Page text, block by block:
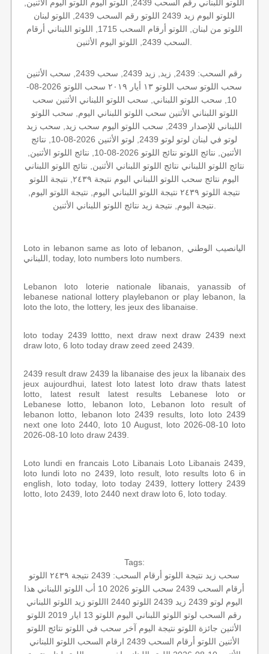
اللوتو اللبناني رقم السحب 2439, اللوتو اليوم اللوتو اليوم الأثنين,
اللوتو اليوم زيد 2439 اللوتو رقم السحب 2439, اللوتو لبنان
اللوتو من لبنان, اللوتو أرقام السحب 1715, اللوتو اللبناني أرقام
رقم السحب: 2439, زيد, زيد 2439, سحب 2439, سحب الأثنين
سحب اللوتو سحب اللوتو ١٣ أيار ٢٠١٩ سحب اللوتو 2026-08-
10, سحب اللوتو اللبناني, سحب اللوتو اللبناني الأثنين سحب
اللوتو اللبناني الأثنين سحب اللوتو اللبناني اليوم, سحب اللوتو
اللبناني للإصدار 2439, سحب اللوتو اليوم سحب زيد, سحب زيد
لوتو في لبنان لوتو لوتو 2439, لوتو الأثنين 2026-08-10, نتائج
الأثنين, نتائج اللوتو نتائج اللوتو 2026-08-10, نتائج اللوتو الأثنين,
نتائج اللوتو اللبناني نتائج اللوتو اللبناني الأثنين, نتائج اللوتو اللبناني
اليوم نتائج سحب اللوتو اللبناني اليوم نتيجة ٢٤٣٩, نتيجة اللوتو
نتيجة اللوتو ٢٤٣٩ نتيجة اللوتو اللبناني اليوم, نتيجة اللوتو اليوم,
Loto in lebanon same as loto of lebanon, اليانصيب الوطني
اللبناني, today, loto numbers loto numbers.
Lebanon loto loterie nationale libanais, yanassib of
lebanese national lottery playlebanon or play lebanon, la
loto the loto, the lottery, les jeux des libanaise.
loto today 2439 lottto, next draw next draw 2439 next
draw loto, 6 loto today draw zeed zeed 2439.
2439 result draw 2439 la libanaise des jeux la libanaix des
jeux aujourdhui, latest loto latest loto draw thats latest
lotto, latest result latest results Lebanese loto or
Lebanese lotto, lebanon loto, Lebanon loto result of
lebanon lotto, lebanon loto 2439 results, loto loto 2439
next one loto 2440, loto 10 August, loto 2026-08-10 loto
2026-08-10 loto draw 2439.
Loto lundi en francais Loto Libanais Loto Libanais 2439,
loto lundi loto no 2439, loto result, loto results loto 6 in
english, loto today, loto today 2439, lottery lottery 2439
lotto, loto 2439, loto 2440 next draw loto 6, loto today.
Tags:
سحب زيد نتيجة اللوتو أرقام السحب: 2439 نتيجة ٢٤٣٩
اللوتو
أرقام السحب 2439
سحب اللوتو 2026 10 أب
اللوتو اللبناني هذا
اليوم لوتو 2439 زيد 2439 اللوتو 2440 االلوتو زيد اللوتو اللبناني
رقم السحب لوتو اللوتو اللبناني اليوم اللوتو 13 ايار 2019
اللوتو
الأثنين جائزة اللوتو نتيجة اليوم آخر سحب في اللوتو نتائج اللوتو
الأثنين اللوتو أرقام السحب 2439 ارقام السحب اللوتو اللبناني